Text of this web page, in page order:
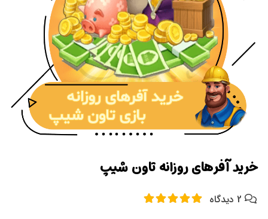
خرید آفرهای روزانه تاون شیپ